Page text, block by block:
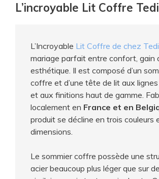
L’incroyable Lit Coffre
L’Incroyable Lit Coffre de chez
mariage parfait entre confort, gain
esthétique. Il est composé d’un
coffre et d’une tête de lit aux
et aux finitions haut de gamme.
localement en France et en
produit se décline en trois couleurs
dimensions.
Le sommier coffre possède une
acier beaucoup plus léger que sur